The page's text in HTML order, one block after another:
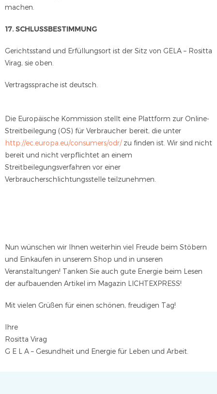
machen.
17. SCHLUSSBESTIMMUNG
Gerichtsstand und Erfüllungsort ist der Sitz von GELA – Rositta
Virag, sie oben.
Vertragssprache ist deutsch.
Die Europäische Kommission stellt eine Plattform zur Online-
Streitbeilegung (OS) für Verbraucher bereit, die unter
http://ec.europa.eu/consumers/odr/zu finden ist. Wir sind nicht
bereit und nicht verpflichtet an einem
Streitbeilegungsverfahren vor einer
Verbraucherschlichtungsstelle teilzunehmen.
Nun wünschen wir Ihnen weiterhin viel Freude beim Stöbern
und Einkaufen in unserem Shop und in unseren
Veranstaltungen! Tanken Sie auch gute Energie beim Lesen
der aufbauenden Artikel im Magazin LICHTEXPRESS!
Mit vielen Grüßen für einen schönen, freudigen Tag!
Ihre
Rositta Virag
G E L A – Gesundheit und Energie für Leben und Arbeit.